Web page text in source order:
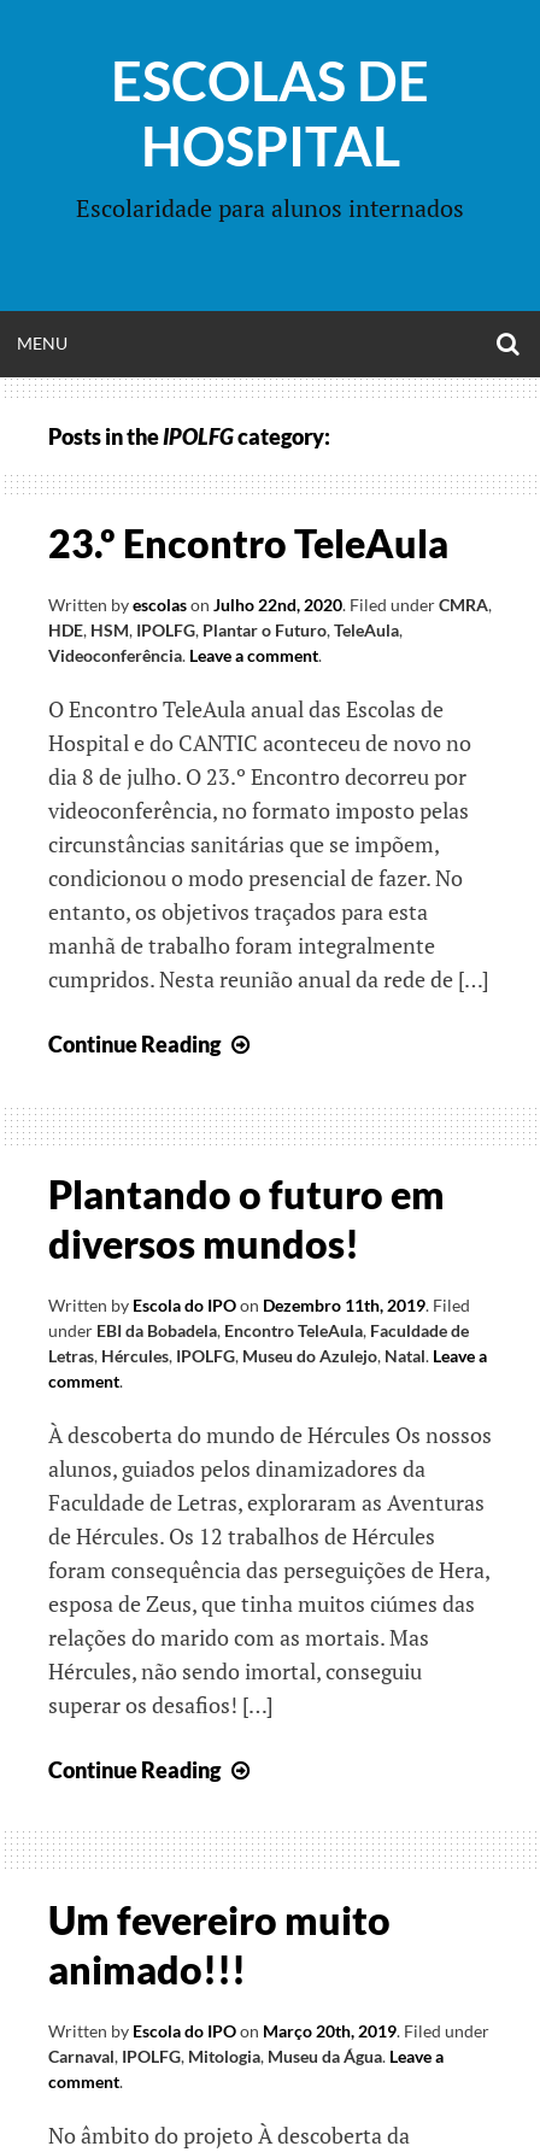
ESCOLAS DE
HOSPITAL
Escolaridade para alunos internados
MENU
MENU
Posts in theIPOLFGcategory:
23.º Encontro TeleAula
Written byescolason Julho 22nd, 2020. Filed underCMRA,
HDE, HSM, IPOLFG, Plantar o Futuro,TeleAula,
Videoconferência. Leave a comment.
O Encontro TeleAula anual das Escolas de
Hospital e do CANTIC aconteceu de novo no
dia 8 de julho. O 23.º Encontro decorreu por
videoconferência, no formato imposto pelas
circunstâncias sanitárias que se impõem,
condicionou o modo presencial de fazer. No
entanto, os objetivos traçados para esta
manhã de trabalho foram integralmente
cumpridos. Nesta reunião anual da rede de […]
Continue Reading
TeleAula
Plantando o futuro em
diversos mundos!
Written by Escola do IPOon Dezembro 11th, 2019. Filed
under EBI da Bobadela, Encontro TeleAula, Faculdade de
Letras, Hércules, IPOLFG, Museu do Azulejo, Natal. Leave a
comment.
À descoberta do mundo de Hércules Os nossos
alunos, guiados pelos dinamizadores da
Faculdade de Letras, exploraram as Aventuras
de Hércules. Os 12 trabalhos de Hércules
foram consequência das perseguições de Hera,
esposa de Zeus, que tinha muitos ciúmes das
relações do marido com as mortais. Mas
Hércules, não sendo imortal, conseguiu
superar os desafios! […]
Continue Reading
futuro
em
mundos!
Um fevereiro muito
animado!!!
Written by Escola do IPOon Março 20th, 2019. Filed under
Carnaval, IPOLFG, Mitologia, Museu da Água. Leave a
comment.
No âmbito do projeto À descoberta da